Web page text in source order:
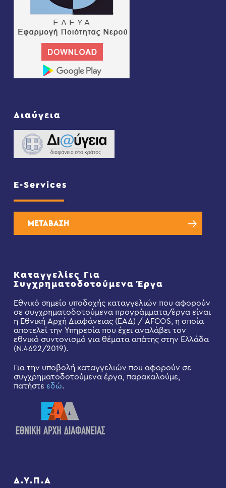
Διαύγεια
E-Services
ΜΕΤΑΒΑΣΗ
Καταγγελίες Για
Συγχρηματοδοτούμενα Έργα
Εθνικό σημείο υποδοχής καταγγελιών που αφορούν
σε συγχρηματοδοτούμενα προγράμματα/έργα είναι
η Εθνική Αρχή Διαφάνειας (ΕΑΔ) / AFCOS, η οποία
αποτελεί την Υπηρεσία που έχει αναλάβει τον
εθνικό συντονισμό για θέματα απάτης στην Ελλάδα
(Ν.4622/2019).
Για την υποβολή καταγγελιών που αφορούν σε
συγχρηματοδοτούμενα έργα, παρακαλούμε,
πατήστε εδώ.
Δ.Υ.Π.Α